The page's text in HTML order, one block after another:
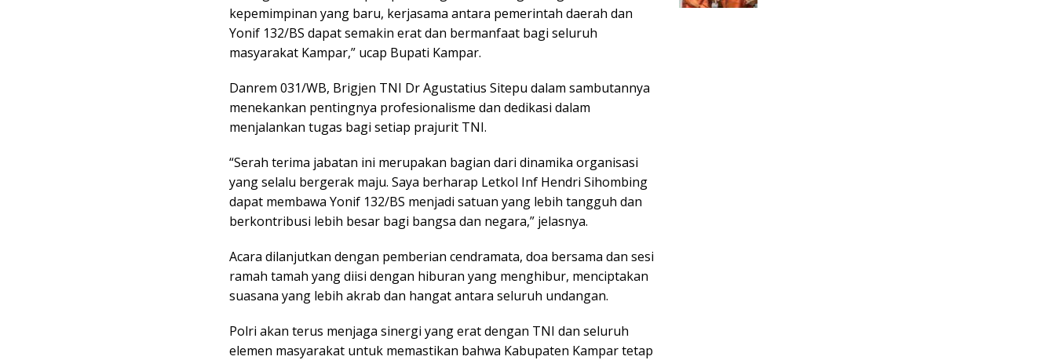
kepemimpinan yang baru, kerjasama antara pemerintah daerah dan
Yonif 132/BS dapat semakin erat dan bermanfaat bagi seluruh
masyarakat Kampar,” ucap Bupati Kampar.
Danrem 031/WB, Brigjen TNI Dr Agustatius Sitepu dalam sambutannya
menekankan pentingnya profesionalisme dan dedikasi dalam
menjalankan tugas bagi setiap prajurit TNI.
“Serah terima jabatan ini merupakan bagian dari dinamika organisasi
yang selalu bergerak maju. Saya berharap Letkol Inf Hendri Sihombing
dapat membawa Yonif 132/BS menjadi satuan yang lebih tangguh dan
berkontribusi lebih besar bagi bangsa dan negara,” jelasnya.
Acara dilanjutkan dengan pemberian cendramata, doa bersama dan sesi
ramah tamah yang diisi dengan hiburan yang menghibur, menciptakan
suasana yang lebih akrab dan hangat antara seluruh undangan.
Polri akan terus menjaga sinergi yang erat dengan TNI dan seluruh
elemen masyarakat untuk memastikan bahwa Kabupaten Kampar tetap